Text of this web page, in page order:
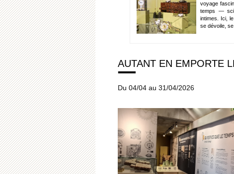
voyage
temps —
intimes. Ici,
se dévoile,
AUTANT EN EMPORTE
Du 04/04 au 31/04/2026